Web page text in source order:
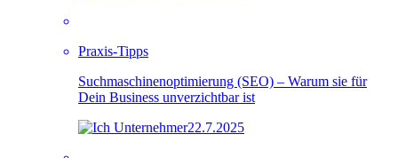
Praxis-Tipps
Suchmaschinenoptimierung (SEO) – Warum sie für
Dein Business unverzichtbar ist
22.7.2025